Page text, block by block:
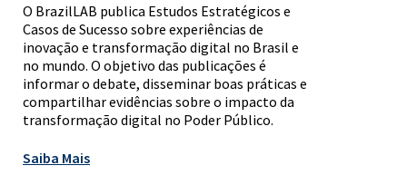
O BrazilLAB publica Estudos Estratégicos e
Casos de Sucesso sobre experiências de
inovação e transformação digital no Brasil e
no mundo. O objetivo das publicações é
informar o debate, disseminar boas práticas e
compartilhar evidências sobre o impacto da
transformação digital no Poder Público.
Saiba Mais